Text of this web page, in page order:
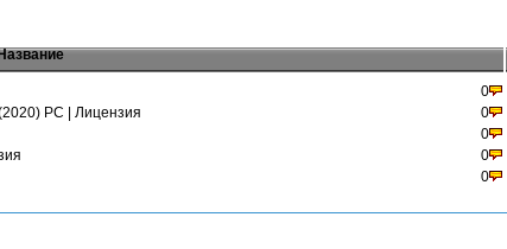
0
PC | Лицензия 0
0
0
0